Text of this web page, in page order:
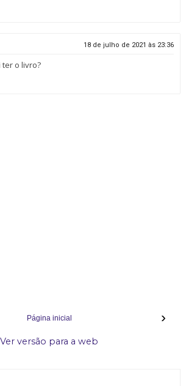
18 de julho de 2021 às 23:36
ter o livro?
›
Página inicial
Ver versão para a web